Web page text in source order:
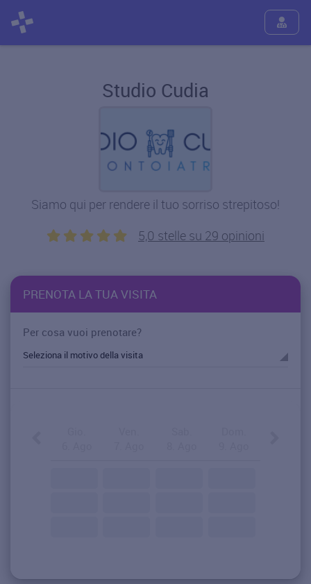
Studio Cudia
Siamo qui per rendere il tuo sorriso strepitoso!
5,0 stelle su 29 opinioni
PRENOTA LA TUA VISITA
Per cosa vuoi prenotare?